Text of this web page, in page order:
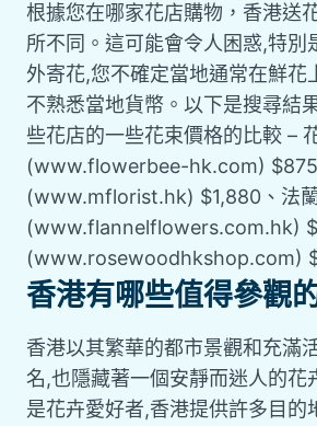
根據您在哪家花店購物，香港送
所不同。這可能會令人困惑,特別
外寄花,您不確定當地通常在鮮花
不熟悉當地貨幣。以下是搜尋結
些花店的一些花束價格的比較 –
(www.flowerbee-hk.com)
(www.mflorist.hk) $1,880、法
(www.flannelflowers.com.hk)
(www.rosewoodhkshop.com)
香港有哪些值得參觀
香港以其繁華的都市景觀和充滿
名,也隱藏著一個安靜而迷人的花
是花卉愛好者,香港提供許多目的